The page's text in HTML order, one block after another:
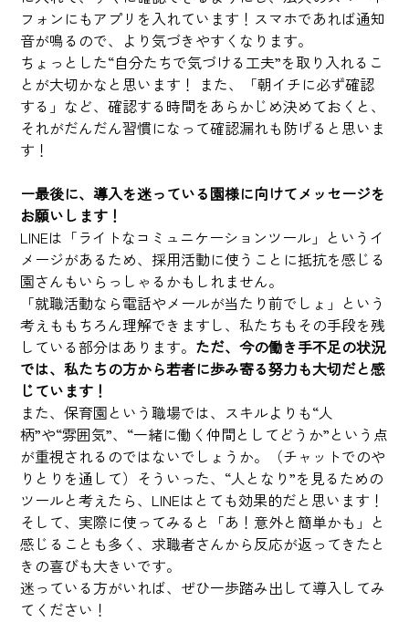
フォンにもアプリを入れています！スマホであれば通知
音が鳴るので、より気づきやすくなります。
ちょっとした“自分たちで気づける工夫”を取り入れるこ
とが大切かなと思います！ また、「朝イチに必ず確認
する」など、確認する時間をあらかじめ決めておくと、
それがだんだん習慣になって確認漏れも防げると思いま
す！
ー最後に、導入を迷っている園様に向けてメッセージを
お願いします！
LINEは「ライトなコミュニケーションツール」というイ
メージがあるため、採用活動に使うことに抵抗を感じる
園さんもいらっしゃるかもしれません。
「就職活動なら電話やメールが当たり前でしょ」という
考えももちろん理解できますし、私たちもその手段を残
している部分はあります。 ただ、今の働き手不足の状況
では、私たちの方から若者に歩み寄る努力も大切だと感
じています！
また、保育園という職場では、スキルよりも“人
柄”や“雰囲気”、“一緒に働く仲間としてどうか”という点
が重視されるのではないでしょうか。（チャットでのや
りとりを通して）そういった、“人となり”を見るための
ツールと考えたら、LINEはとても効果的だと思います！
そして、実際に使ってみると「あ！意外と簡単かも」と
感じることも多く、求職者さんから反応が返ってきたと
きの喜びも大きいです。
迷っている方がいれば、ぜひ一歩踏み出して導入してみ
てください！